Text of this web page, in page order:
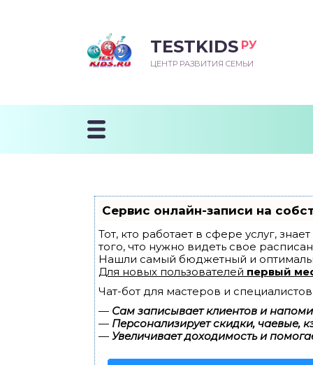
TESTKIDS РУ
ЦЕНТР РАЗВИТИЯ СЕМЬИ
Сервис онлайн-записи на
Тот, кто работает в сфере услуг,
того, что нужно видеть свое
Нашли самый бюджетный и
Для новых пользователей первый
Чат-бот для мастеров и
— Сам записывает клиентов и
— Персонализирует скидки, чаевые,
— Увеличивает доходимость и
МЕСЯЦ
ПЕРВОГО
УЧИТСЯ
ПОСЛЕ ГОДА
К ШКОЛЕ
ДОШКОЛЬНИКА
ШКОЛА
ШКОЛЬНИКА
ШКОЛЬНИКА